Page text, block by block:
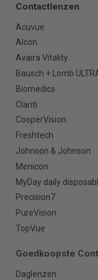
Contactlenzen
Acuvue
Alcon
Avaira Vitality
Bausch + Lomb
Biomedics
Clariti
CooperVision
Freshtech
Johnson & Johnson
Menicon
MyDay daily
Precision7
PureVision
TopVue
Goedkoopste
Daglenzen